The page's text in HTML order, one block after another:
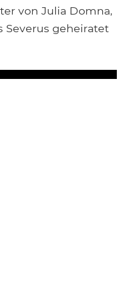
von Julia Domna,
Severus geheiratet